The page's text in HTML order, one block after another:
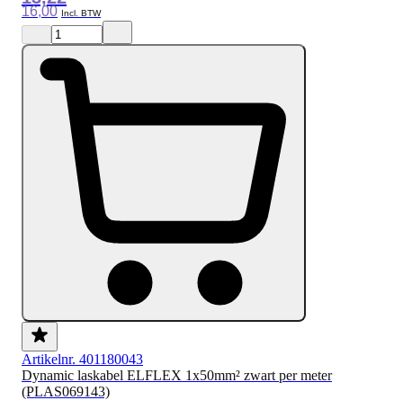
16,00
Artikelnr. 401180043
Dynamic laskabel ELFLEX 1x50mm² zwart per meter
(PLAS069143)